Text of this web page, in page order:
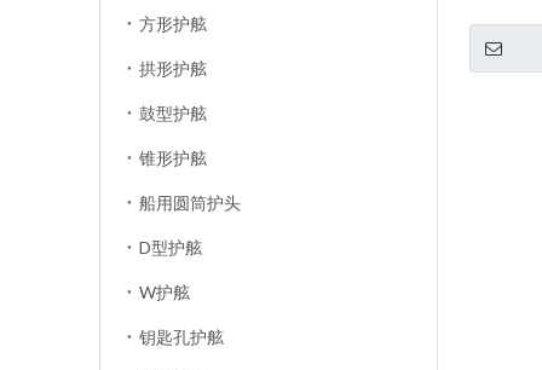
方形护舷
拱形护舷
鼓型护舷
锥形护舷
船用圆筒护头
D型护舷
W护舷
钥匙孔护舷